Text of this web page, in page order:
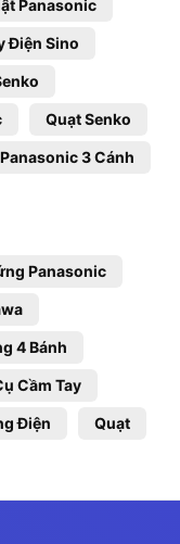
Panasonic
Điện Sino
Quạt Senko
3 Cánh
Panasonic
4 Bánh
Cầm Tay
Điện Quạt